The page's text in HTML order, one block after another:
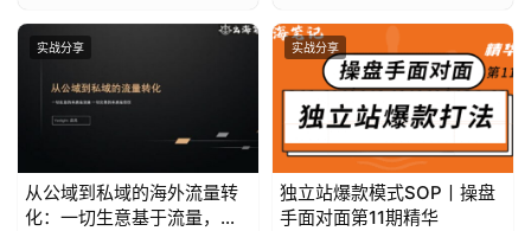
实战分享
从公域到私域的海外流量转
化：一切生意基于流量，一
实战分享
独立站爆款模式SOP丨操盘
手面对面第11期精华